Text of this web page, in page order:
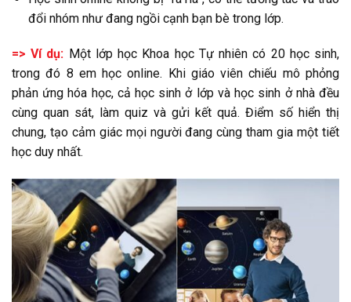
đổi nhóm như đang ngồi cạnh bạn bè trong lớp.
=> Ví dụ: Một lớp học Khoa học Tự nhiên có 20 học sinh,
trong đó 8 em học online. Khi giáo viên chiếu mô phỏng
phản ứng hóa học, cả học sinh ở lớp và học sinh ở nhà đều
cùng quan sát, làm quiz và gửi kết quả. Điểm số hiển thị
chung, tạo cảm giác mọi người đang cùng tham gia một tiết
học duy nhất.